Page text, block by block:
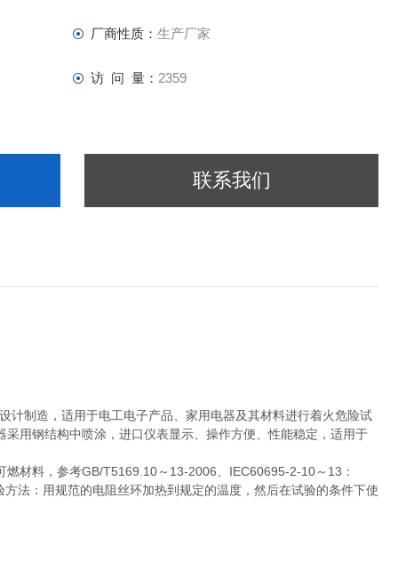
厂商性质： 生产厂家
访 问 量： 2359
联系我们
计制造，适用于电工电子产品、家用电器及其材料进行着火危险试
用钢结构中喷涂，进口仪表显示、操作方便、性能稳定，适用于
材料，参考GB/T5169.10～13-2006、IEC60695-2-10～13：
法：用规范的电阻丝环加热到规定的温度，然后在试验的条件下使